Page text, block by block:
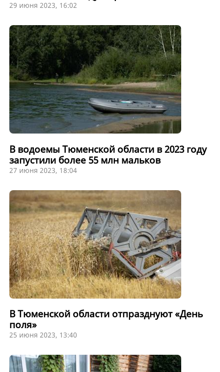
29 июня 2023, 16:02
В водоемы Тюменской области в 2023 году
запустили более 55 млн мальков
27 июня 2023, 18:04
В Тюменской области отпразднуют «День
поля»
25 июня 2023, 13:40